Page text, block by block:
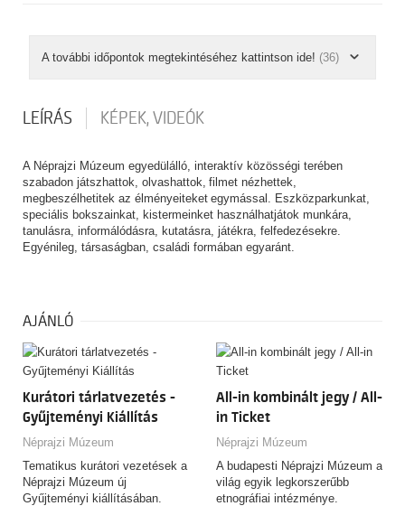
A további időpontok megtekintéséhez kattintson ide! (36)
LEÍRÁS KÉPEK, VIDEÓK
A Néprajzi Múzeum egyedülálló, interaktív közösségi terében
szabadon játszhattok, olvashattok, filmet nézhettek,
megbeszélhetitek az élményeiteket egymással. Eszközparkunkat,
speciális bokszainkat, kistermeinket használhatjátok munkára,
tanulásra, informálódásra, kutatásra, játékra, felfedezésekre.
Egyénileg, társaságban, családi formában egyaránt.
AJÁNLÓ
Kurátori tárlatvezetés -
Gyűjteményi Kiállítás
Néprajzi Múzeum
Tematikus kurátori vezetések a
Néprajzi Múzeum új
Gyűjteményi kiállításában.
All-in kombinált jegy / All-
in Ticket
Néprajzi Múzeum
A budapesti Néprajzi Múzeum a
világ egyik legkorszerűbb
etnográfiai intézménye.